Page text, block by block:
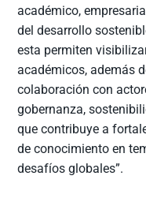
académico,
del desarrollo
esta permiten
académicos, además
colaboración con
gobernanza,
que contribuye a
de conocimiento en
desafíos globales”.